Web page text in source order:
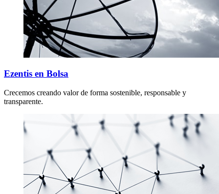
Ezentis en Bolsa
Crecemos creando valor de forma sostenible, responsable y
transparente.